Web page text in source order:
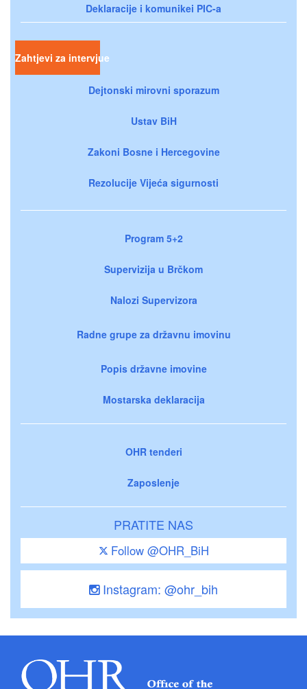
Deklaracije i komunikei PIC-a
Zahtjevi za intervjue
Dejtonski mirovni sporazum
Ustav BiH
Zakoni Bosne i Hercegovine
Rezolucije Vijeća sigurnosti
Program 5+2
Supervizija u Brčkom
Nalozi Supervizora
Radne grupe za državnu imovinu
Popis državne imovine
Mostarska deklaracija
OHR tenderi
Zaposlenje
PRATITE NAS
Follow @OHR_BiH
Instagram: @ohr_bih